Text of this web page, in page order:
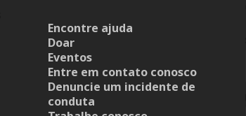
Encontre ajuda
Doar
Eventos
Entre em contato conosco
Denuncie um incidente de
conduta